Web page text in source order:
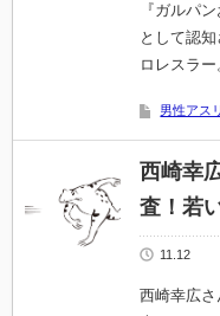
『ガルパ
として認
ロレスラ
男性アス
西崎幸
査！若
11.12
西崎幸広